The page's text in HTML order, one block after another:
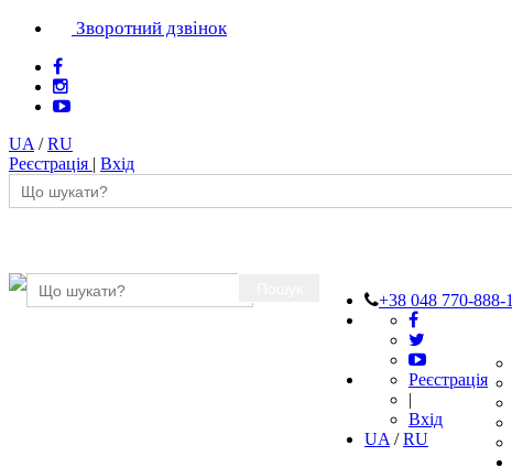
Зворотний дзвінок
UA /RU
Реєстрація | Вхід
+38 048 770-888-1
Реєстрація
|
Вхід
UA /RU